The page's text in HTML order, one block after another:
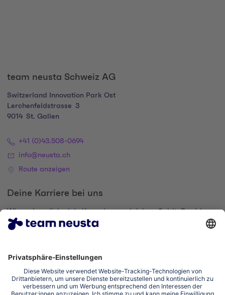
team neusta Schweiz AG
Switzerland Innovation Park Ost
Lerchenfeldstrasse
3
9014 St. Gallen
+41 (0)43.508-0694
info@neusta.ch
Route anzeigen
Deine Karriere bei uns
Wir suchen dich, dein Know-how und deinen Spirit. Bewirb
dich und komm zur digital family.
Zum Karriere-Portal